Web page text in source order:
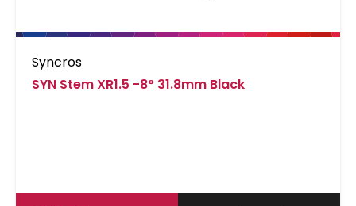
Syncros
SYN Stem XR1.5 -8° 31.8mm Black